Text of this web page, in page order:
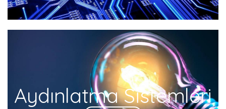
Aydınlatma Sistemleri